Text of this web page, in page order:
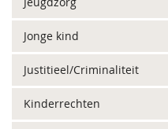
Jonge kind
Justitieel/Criminaliteit
Kinderrechten